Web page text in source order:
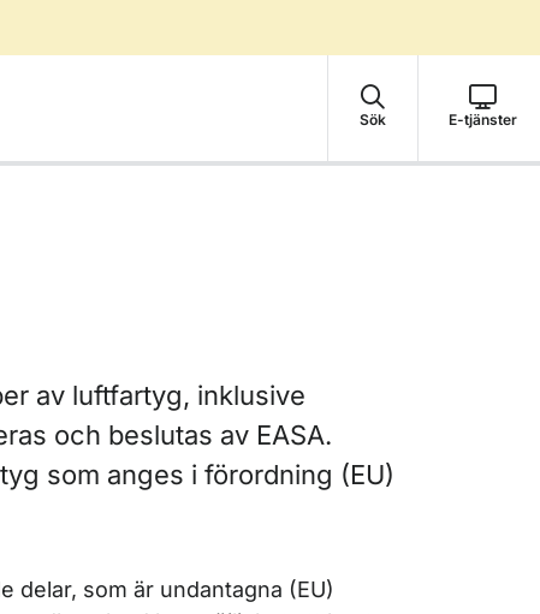
Sök E-tjänster
av luftfartyg, inklusive
och beslutas av EASA.
som anges i förordning (EU)
delar, som är undantagna (EU)